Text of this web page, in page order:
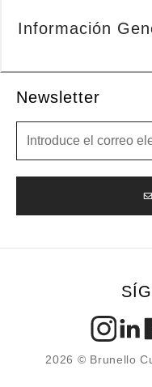
Newsletter
Información
2026 © Brunello